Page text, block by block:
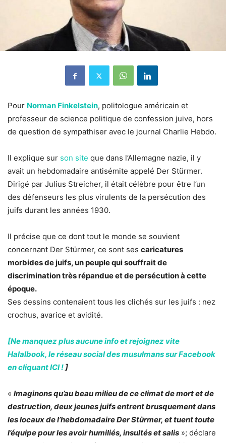
Pour Norman Finkelstein, politologue américain et
professeur de science politique de confession juive, hors
de question de sympathiser avec le journal Charlie Hebdo.
Il explique sur son site que dans l’Allemagne nazie, il y
avait un hebdomadaire antisémite appelé Der Stürmer.
Dirigé par Julius Streicher, il était célèbre pour être l’un
des défenseurs les plus virulents de la persécution des
juifs durant les années 1930.
Il précise que ce dont tout le monde se souvient
concernant Der Stürmer, ce sont ses caricatures
morbides de juifs, un peuple qui souffrait de
discrimination très répandue et de persécution à cette
époque.
Ses dessins contenaient tous les clichés sur les juifs : nez
crochus, avarice et avidité.
[Ne manquez plus aucune info et rejoignez vite
Halalbook, le réseau social des musulmans sur Facebook
en cliquant ICI !]
« Imaginons qu’au beau milieu de ce climat de mort et de
destruction, deux jeunes juifs entrent brusquement dans
les locaux de l’hebdomadaire Der Stürmer, et tuent toute
l’équipe pour les avoir humiliés, insultés et salis »; déclare